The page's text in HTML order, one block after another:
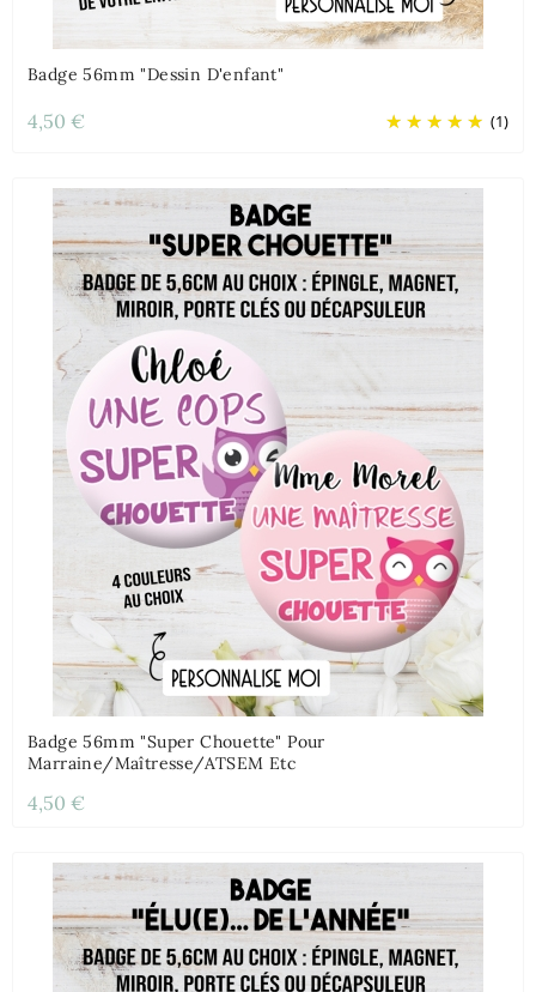
Badge 56mm "Dessin D'enfant"
(1)
4,50 €
Badge 56mm "Super Chouette" Pour
Marraine/Maîtresse/ATSEM Etc
4,50 €